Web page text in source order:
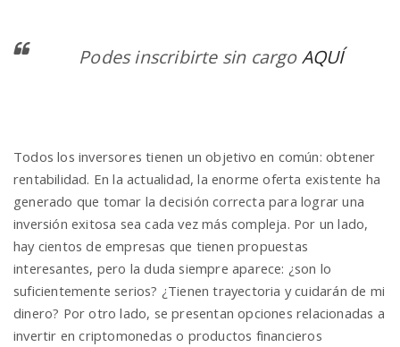
Podes inscribirte sin cargoAQUÍ
Todos los inversores tienen un objetivo en común: obtener
rentabilidad. En la actualidad, la enorme oferta existente ha
generado que tomar la decisión correcta para lograr una
inversión exitosa sea cada vez más compleja. Por un lado,
hay cientos de empresas que tienen propuestas
interesantes, pero la duda siempre aparece: ¿son lo
suficientemente serios? ¿Tienen trayectoria y cuidarán de mi
dinero? Por otro lado, se presentan opciones relacionadas a
invertir en criptomonedas o productos financieros